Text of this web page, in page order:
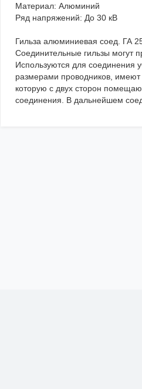
Материал: Алюминий
Ряд напряжений: До 30 кВ
Гильза алюминиевая соед. ГА
Соединительные гильзы могут
Используются для соединения
размерами проводников,
которую с двух сторон
соединения. В дальнейшем